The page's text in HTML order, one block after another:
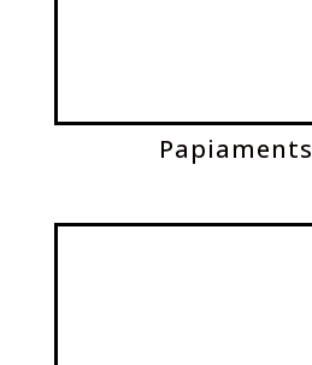
Papiaments